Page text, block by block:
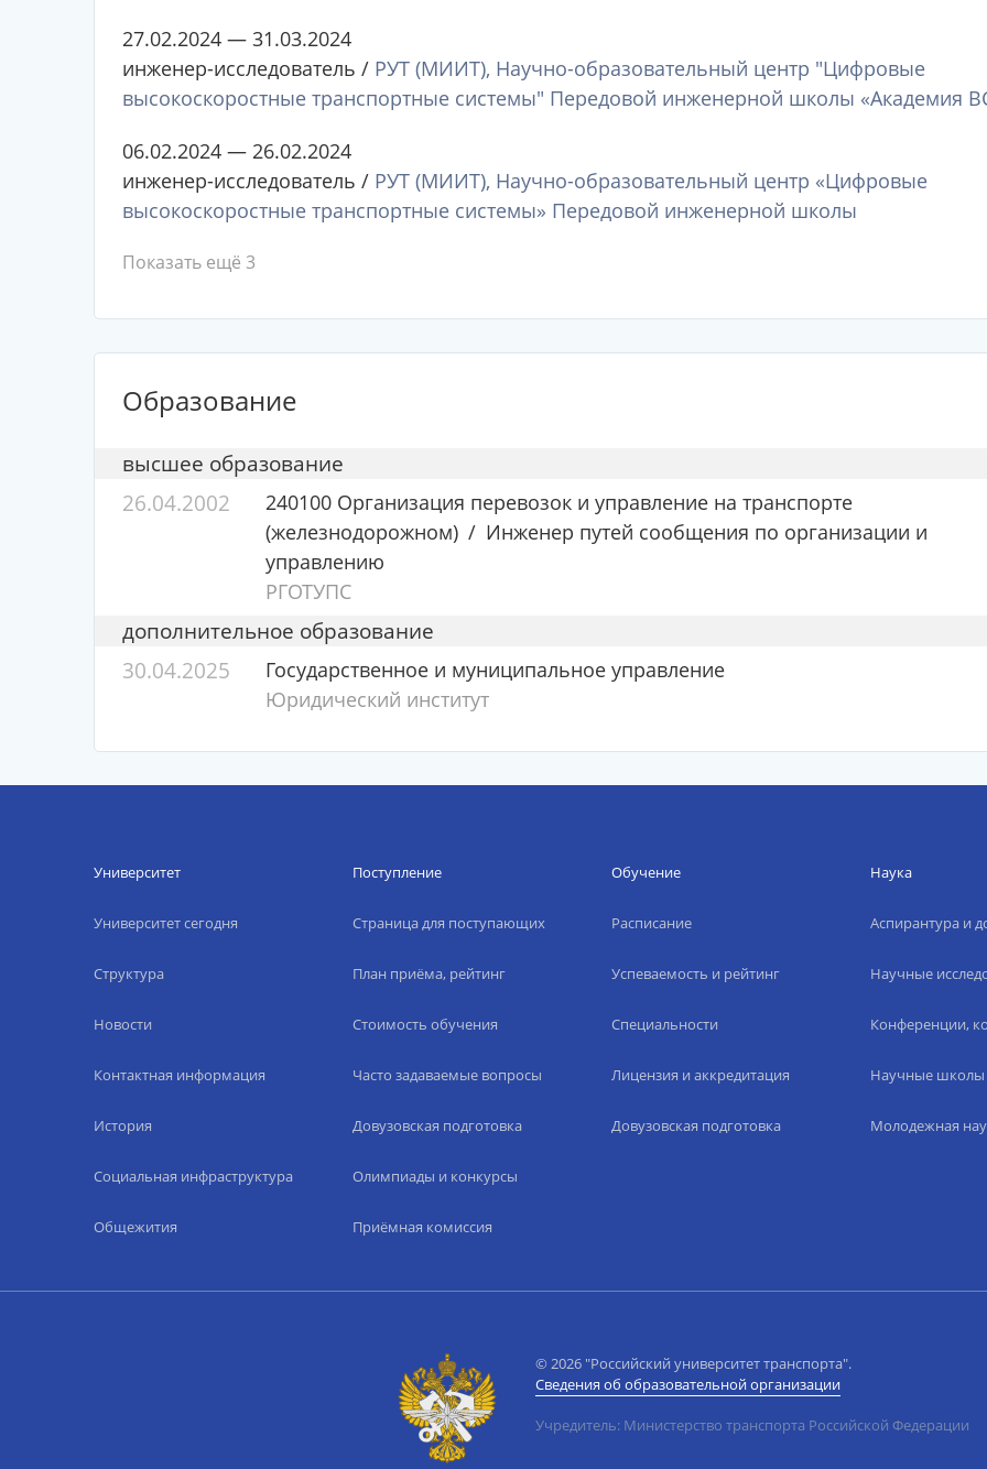
27.02.2024 — 31.03.2024
инженер-исследователь / РУТ (МИИТ), Научно-образовательный центр "Цифровые
высокоскоростные транспортные системы" Передовой инженерной школы «Академия
06.02.2024 — 26.02.2024
инженер-исследователь / РУТ (МИИТ), Научно-образовательный центр «Цифровые
высокоскоростные транспортные системы» Передовой инженерной школы
Показать ещё 3
Образование
высшее образование
26.04.2002
240100 Организация перевозок и управление на транспорте
(железнодорожном)
Инженер путей сообщения по организации и
управлению
РГОТУПС
дополнительное образование
30.04.2025
Государственное и муниципальное управление
Юридический институт
Университет
Университет сегодня
Структура
Новости
Контактная информация
История
Социальная инфраструктура
Общежития
Поступление
Страница для поступающих
План приёма, рейтинг
Стоимость обучения
Часто задаваемые вопросы
Довузовская подготовка
Олимпиады и конкурсы
Приёмная комиссия
Обучение
Расписание
Успеваемость и рейтинг
Специальности
Лицензия и аккредитация
Довузовская подготовка
Наука
Аспирантура и
Научные
Конференции,
Научные школы
Молодежная
© 2026 "Российский университет транспорта".
Сведения об образовательной организации
Учредитель: Министерство транспорта Российской Федерации